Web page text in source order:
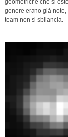
geometriche che si
genere erano già note,
team non si sbilancia.